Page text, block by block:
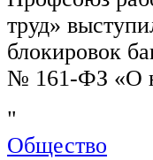
труд»
блокировок
№ 161-ФЗ «О
"
Общество